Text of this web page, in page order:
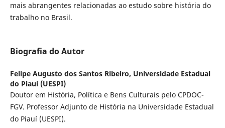
mais abrangentes relacionadas ao estudo sobre história do
trabalho no Brasil.
Biografia do Autor
Felipe Augusto dos Santos Ribeiro, Universidade Estadual
do Piauí (UESPI)
Doutor em História, Política e Bens Culturais pelo CPDOC-
FGV. Professor Adjunto de História na Universidade Estadual
do Piauí (UESPI).